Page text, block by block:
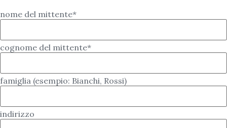
nome del mittente*
cognome del mittente*
famiglia (esempio: Bianchi, Rossi)
indirizzo